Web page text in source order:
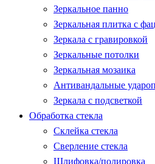
Зеркальное панно
Зеркальная плитка с
Зеркала с гравировкой
Зеркальные потолки
Зеркальная мозаика
Антивандальные
Зеркала с подсветкой
Обработка стекла
Склейка стекла
Сверление стекла
Шлифовка/полировка